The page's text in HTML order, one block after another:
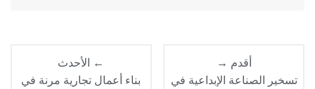
← الأحدث
بناء أعمال تجارية مرنة في
أقدم →
تسخير الصناعة الإبداعية في